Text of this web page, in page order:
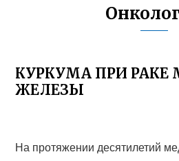
КУРКУМА ПРИ РАКЕ
ЖЕЛЕЗЫ
На протяжении десятилетий